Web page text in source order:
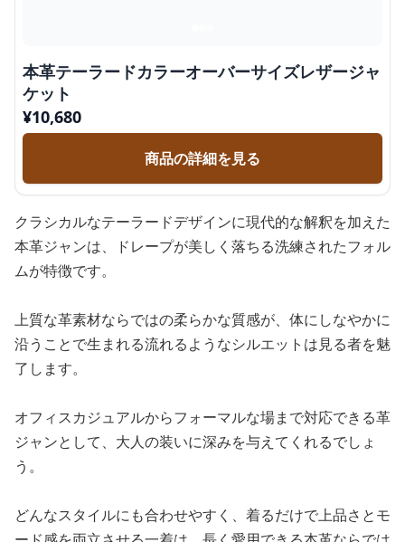
本革テーラードカラーオーバーサイズレザージャ
ケット
¥10,680
商品の詳細を見る
クラシカルなテーラードデザインに現代的な解釈を加えた
本革ジャンは、ドレープが美しく落ちる洗練されたフォル
ムが特徴です。
上質な革素材ならではの柔らかな質感が、体にしなやかに
沿うことで生まれる流れるようなシルエットは見る者を魅
了します。
オフィスカジュアルからフォーマルな場まで対応できる革
ジャンとして、大人の装いに深みを与えてくれるでしょ
う。
どんなスタイルにも合わせやすく、着るだけで上品さとモ